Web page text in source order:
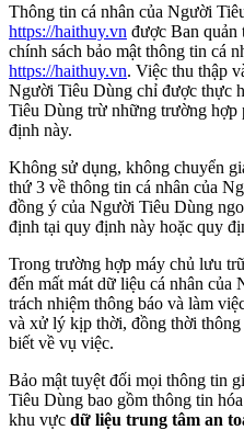
Thông tin cá nhân của Người
https://haithuy.vn được Ban quản
chính sách bảo mật thông tin cá
https://haithuy.vn. Việc thu thập
Người Tiêu Dùng chỉ được thực
Tiêu Dùng trừ những trường hợp
định này.
Không sử dụng, không chuyển
thứ 3 về thông tin cá nhân của
đồng ý của Người Tiêu Dùng
định tại quy định này hoặc quy
Trong trường hợp máy chủ lưu
đến mất mát dữ liệu cá nhân
trách nhiệm thông báo và làm
và xử lý kịp thời, đồng thời
biết về vụ việc.
Bảo mật tuyệt đối mọi thông tin
Tiêu Dùng bao gồm thông tin
khu vực dữ liệu trung tâm an